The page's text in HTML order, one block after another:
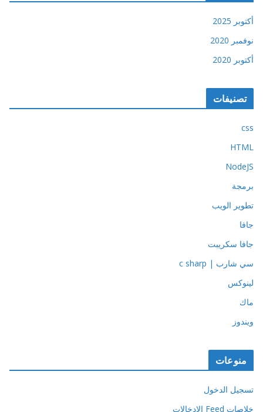
أكتوبر 2025
نوفمبر 2020
أكتوبر 2020
تصنيفات
css
HTML
NodeJS
برمجة
تطوير الويب
جافا
جافا سكريبت
سي شارب | c sharp
لينوكس
ماك
ويندوز
منوعات
تسجيل الدخول
خلاصات Feed الإدخالات